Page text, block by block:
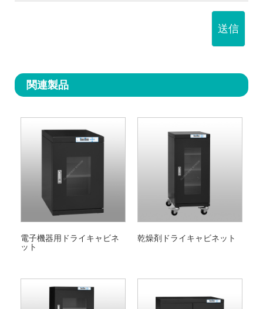
送信
関連製品
電子機器用ドライキャビネ
ット
乾燥剤ドライキャビネット